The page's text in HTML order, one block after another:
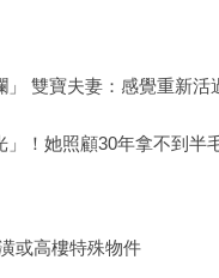
」 雙寶夫妻：感覺重新活
！她照顧30年拿不到半
或高樓特殊物件